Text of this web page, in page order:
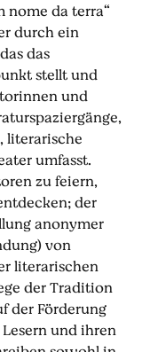
nome da terra“
durch ein
das
stellt und
und
literarische
umfasst.
zu feiern,
der
anonymer
von
literarischen
der Tradition
der Förderung
und ihren